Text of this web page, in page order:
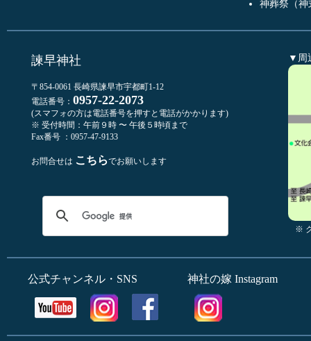
神葬祭（神
諫早神社
〒854-0061 長崎県諫早市宇都町1-12
電話番号： 0957-22-2073
(スマフォの方は電話番号を押すと電話がかかります)
※ 受付時間：午前９時 〜 午後５時頃まで
Fax番号 ：0957-47-9133
お問合せは こちらでお願いします
▼周
※
公式チャンネル・SNS 神社の嫁 Instagram